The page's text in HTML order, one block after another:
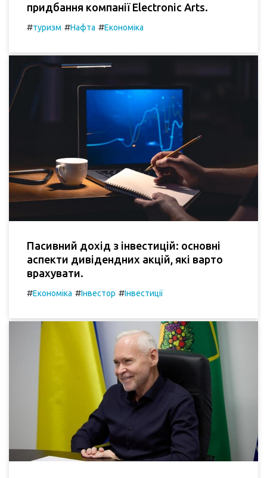
придбання компанії Electronic Arts.
#туризм #Нафта #Економіка
Пасивний дохід з інвестицій: основні
аспекти дивідендних акцій, які варто
врахувати.
#Економіка #Інвестор #Інвестиції